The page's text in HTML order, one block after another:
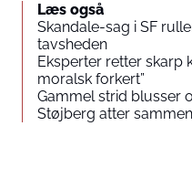
Læs også
Skandale-sag i SF
tavsheden
Eksperter retter skarp
moralsk forkert”
Gammel strid blusser
Støjberg atter sammen